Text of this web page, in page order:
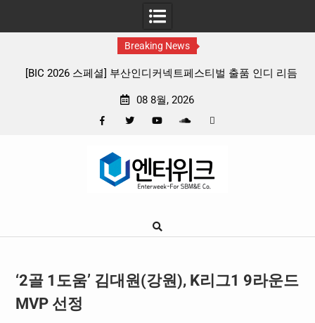
Breaking News
스페셜] 부산인디커넥트페스티벌 출품 인디 리듬
판타지 케이
08 8월, 2026
Google
‘2골 1도움’ 김대원(강원), K리그1 9라운드
MVP 선정